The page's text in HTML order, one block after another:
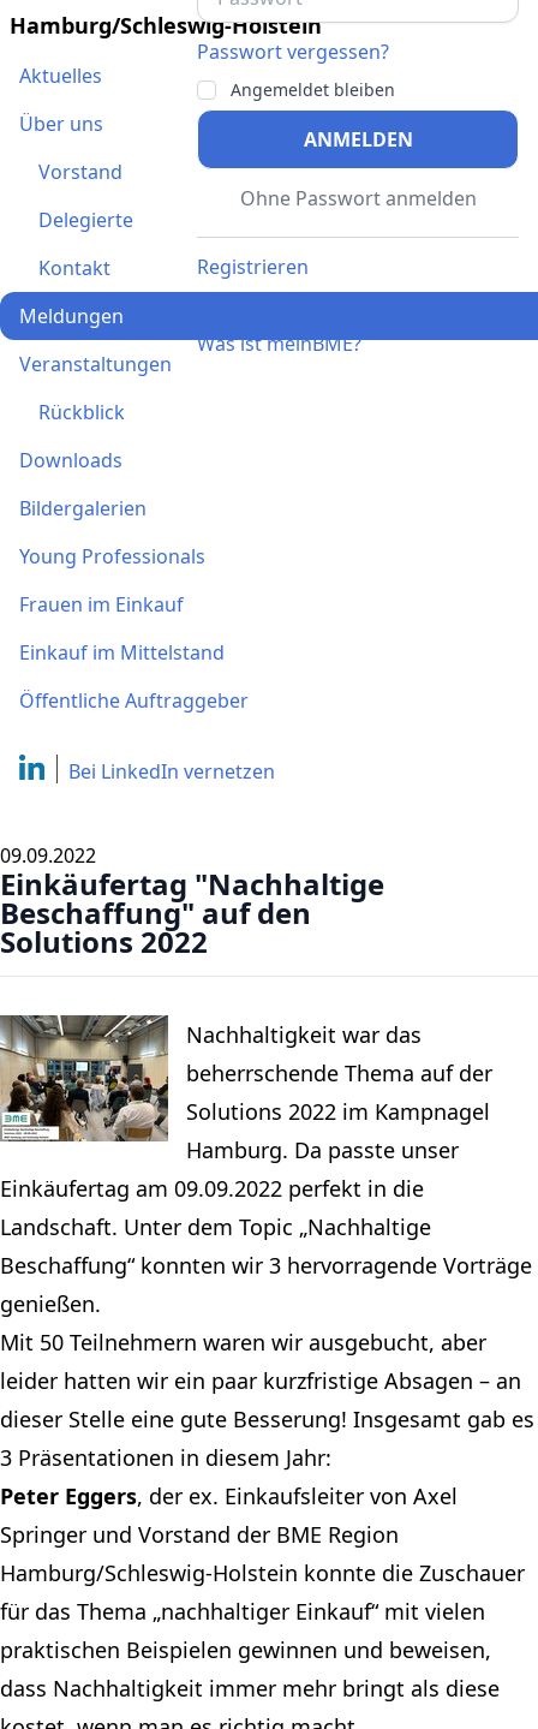
Passwort vergessen?
Angemeldet bleiben
ANMELDEN
Ohne Passwort anmelden
Registrieren
Was ist meinBME?
Hamburg/Schleswig-Holstein
Aktuelles
Über uns
Vorstand
Delegierte
Kontakt
Meldungen
Veranstaltungen
Rückblick
Downloads
Bildergalerien
Young Professionals
Frauen im Einkauf
Einkauf im Mittelstand
Öffentliche Auftraggeber
Bei LinkedIn vernetzen
09.09.2022
Einkäufertag "Nachhaltige
Beschaffung" auf den
Solutions 2022
Nachhaltigkeit war das
beherrschende Thema auf der
Solutions 2022 im Kampnagel
Hamburg. Da passte unser
Einkäufertag am 09.09.2022 perfekt in die
Landschaft. Unter dem Topic „Nachhaltige
Beschaffung“ konnten wir 3 hervorragende Vorträge
genießen.
Mit 50 Teilnehmern waren wir ausgebucht, aber
leider hatten wir ein paar kurzfristige Absagen – an
dieser Stelle eine gute Besserung! Insgesamt gab es
3 Präsentationen in diesem Jahr:
Peter Eggers, der ex. Einkaufsleiter von Axel
Springer und Vorstand der BME Region
Hamburg/Schleswig-Holstein konnte die Zuschauer
für das Thema „nachhaltiger Einkauf“ mit vielen
praktischen Beispielen gewinnen und beweisen,
dass Nachhaltigkeit immer mehr bringt als diese